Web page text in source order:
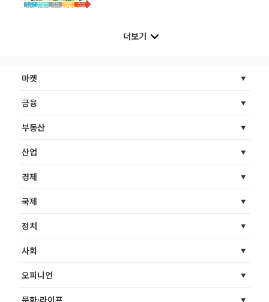
더보기
마켓
금융
부동산
산업
경제
국제
정치
사회
오피니언
문화·라이프